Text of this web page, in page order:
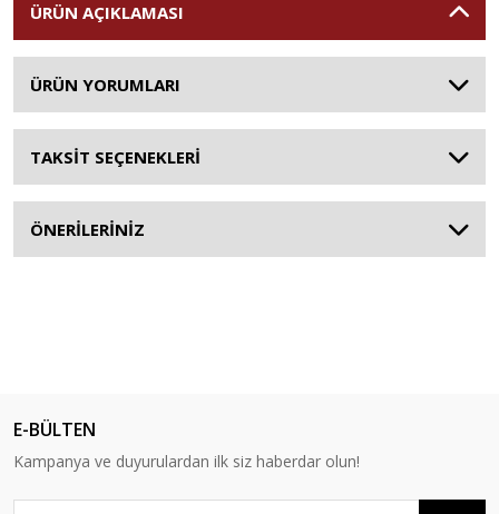
ÜRÜN AÇIKLAMASI
ÜRÜN YORUMLARI
TAKSİT SEÇENEKLERİ
ÖNERİLERİNİZ
E-BÜLTEN
Kampanya ve duyurulardan ilk siz haberdar olun!